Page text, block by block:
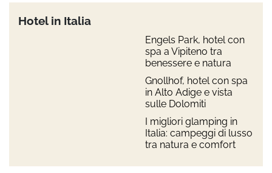
Hotel in Italia
Engels Park, hotel con
spa a Vipiteno tra
benessere e natura
Gnollhof, hotel con spa
in Alto Adige e vista
sulle Dolomiti
I migliori glamping in
Italia: campeggi di lusso
tra natura e comfort